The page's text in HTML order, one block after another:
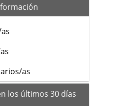
as
los últimos 30 días